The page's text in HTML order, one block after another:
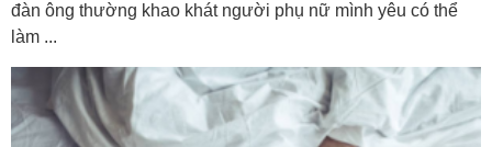
đàn ông thường khao khát người phụ nữ mình yêu có thể
làm ...